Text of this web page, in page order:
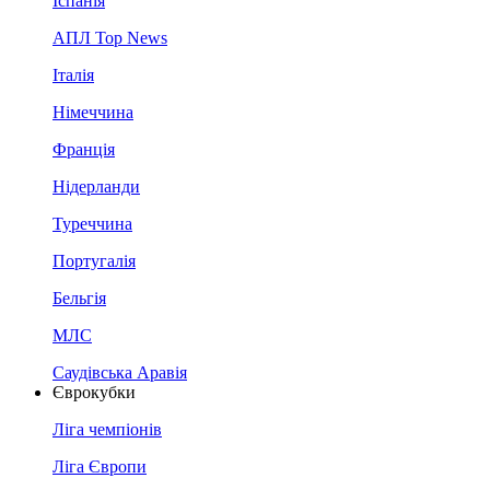
АПЛ Top News
Італія
Німеччина
Франція
Нідерланди
Туреччина
Португалія
Бельгія
МЛС
Саудівська Аравія
Єврокубки
Ліга чемпіонів
Ліга Європи